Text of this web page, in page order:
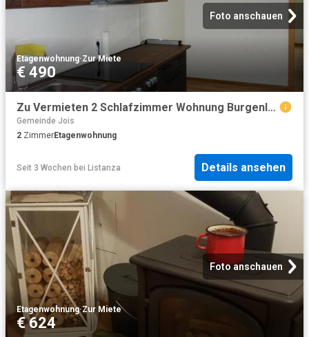
Foto anschauen
Etagenwohnung·Zur Miete
€ 490
Zu Vermieten 2 Schlafzimmer Wohnung Burgenland Burgenland DS104108624
Gemeinde Jois
2 ZimmerEtagenwohnung
Seit 3 Wochen bei Listanza Details ansehen
Foto anschauen
Etagenwohnung·Zur Miete
€ 624